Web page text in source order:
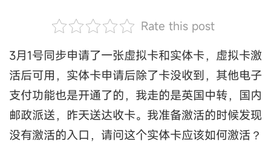
Rate this post
3月1号同步申请了一张虚拟卡和实体卡，虚拟卡激
活后可用，实体卡申请后除了卡没收到，其他电子
支付功能也是开通了的，我走的是英国中转，国内
邮政派送，昨天送达收卡。我准备激活的时候发现
没有激活的入口，请问这个实体卡应该如何激活？